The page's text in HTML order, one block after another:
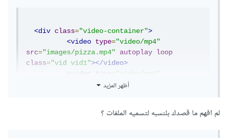
<div class="video-container">
<video
type="video/mp4"
src="images/pizza.mp4" autoplay
loop
class="vid vid1"></video>
<video
="video/mp4"
"images/pizza2.mp4" autoplay
"images/video.mp4" autoplay loop
أظهر المزيد
لم افهم ما قصدك بلنسبه لتسميه الملفات ؟